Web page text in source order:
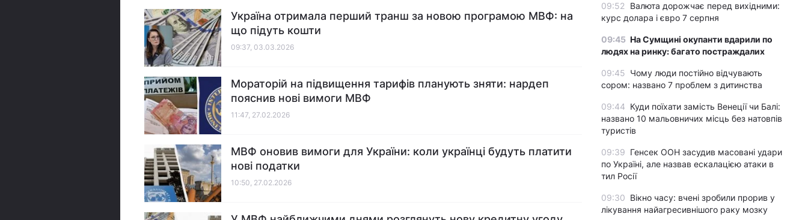
Україна отримала перший транш за новою програмою МВФ: на
що підуть кошти
09:37, 03.03.2026
Мораторій на підвищення тарифів планують зняти: нардеп
пояснив нові вимоги МВФ
11:47, 27.02.2026
МВФ оновив вимоги для України: коли українці будуть платити
нові податки
10:50, 27.02.2026
09:52
Валюта дорожчає перед вихідними:
курс долара і євро 7 серпня
09:45 На Сумщині окупанти вдарили по
людях на ринку: багато постраждалих
09:45 Чому люди постійно відчувають
сором: названо 7 проблем з дитинства
09:44 Куди поїхати замість Венеції чи Балі:
названо 10 мальовничих місць без натовпів
туристів
09:39 Генсек ООН засудив масовані удари
по Україні, але назвав ескалацією атаки в
тил Росії
09:30 Вікно часу: вчені зробили прорив у
лікування найагресивнішого раку мозку